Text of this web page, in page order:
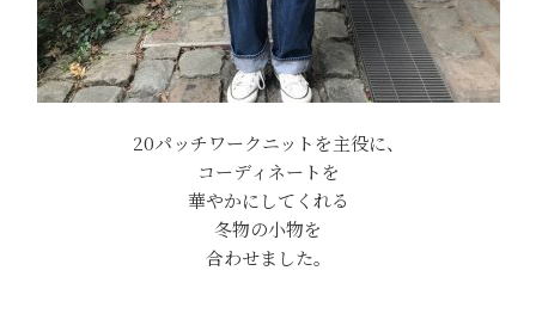
20パッチワークニットを主役に、
コーディネートを
華やかにしてくれる
冬物の小物を
合わせました。